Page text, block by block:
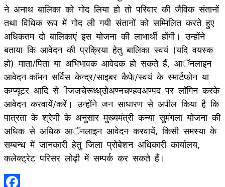
ने अनाथ बालिका को गोद लिया हो तो परिवार की जैविक संतानों
तथा विधिक रूप में गोद ली गयी संतानों को सम्मिलित करते हुए
अधिकतम दो बालिकाएं इस योजना की लाभार्थी होंगी। उन्होंने
बताया कि आवेदन की प्रक्रिया हेतु बालिका स्वयं (यदि वयस्क
हो) माता/पिता या अभिभावक आवेदक हो सकते हैं, आॅनलाइन
आवेदन-काॅमन सर्विस केन्द्र/साइबर कैफे/स्वयं के स्मार्टफोन या
कम्प्यूटर आदि से ीजजचेरूध्ध्उोअण्नचण्हवअण्पद पर लाॅगिन करके
आवेदन करवायें/करें। उन्होंने जन साधारण से अपील किया है कि
पात्रता के श्रेणी के अनुसार मुख्यमंत्री कन्या सुमंगला योजना की
अधिक से अधिक आॅनलाइन आवेदन करवायें, किसी समस्या के
सम्बन्ध में जानकारी हेतु जिला प्रोबेशन अधिकारी कार्यालय,
कलेक्ट्रेट परिसर लोढ़ी में सम्पर्क कर सकते हैं।